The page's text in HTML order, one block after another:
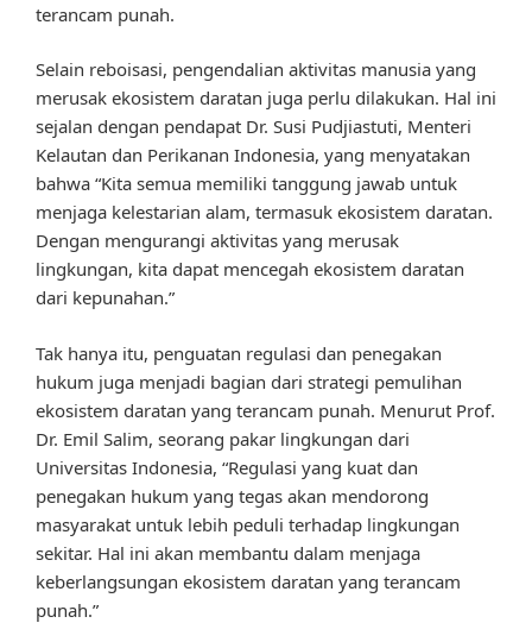
terancam punah.
Selain reboisasi, pengendalian aktivitas manusia yang
merusak ekosistem daratan juga perlu dilakukan. Hal ini
sejalan dengan pendapat Dr. Susi Pudjiastuti, Menteri
Kelautan dan Perikanan Indonesia, yang menyatakan
bahwa “Kita semua memiliki tanggung jawab untuk
menjaga kelestarian alam, termasuk ekosistem daratan.
Dengan mengurangi aktivitas yang merusak
lingkungan, kita dapat mencegah ekosistem daratan
dari kepunahan.”
Tak hanya itu, penguatan regulasi dan penegakan
hukum juga menjadi bagian dari strategi pemulihan
ekosistem daratan yang terancam punah. Menurut Prof.
Dr. Emil Salim, seorang pakar lingkungan dari
Universitas Indonesia, “Regulasi yang kuat dan
penegakan hukum yang tegas akan mendorong
masyarakat untuk lebih peduli terhadap lingkungan
sekitar. Hal ini akan membantu dalam menjaga
keberlangsungan ekosistem daratan yang terancam
punah.”